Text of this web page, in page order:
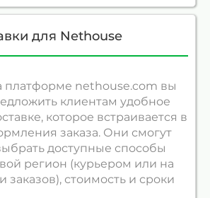
для Nethouse
платформе nethouse.com вы
клиентам удобное
которое встраивается в
заказа. Они смогут
доступные способы
регион (курьером или на
заказов), стоимость и сроки